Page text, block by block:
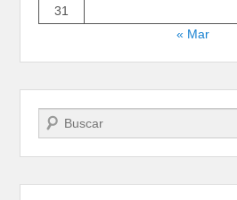
31
« Mar
Buscar